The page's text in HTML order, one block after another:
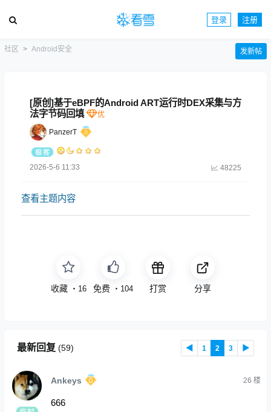
登录 注册
社区 Android安全 发新帖
[原创]基于eBPF的Android ART运行时DEX采集与方
法字节码回填
PanzerT
2026-5-6 11:33 48225
查看主题内容
收藏 ・ 16 免费 ・ 104 打赏 分享
最新回复 (59) ◀ 1 2 3 ▶
Ankeys 26 楼
666